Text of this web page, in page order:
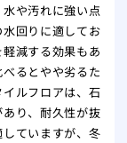
や汚れに強い点
回りに適してお
減する効果もあ
るとやや劣るた
ルフロアは、石
り、耐久性が抜
ていますが、冬